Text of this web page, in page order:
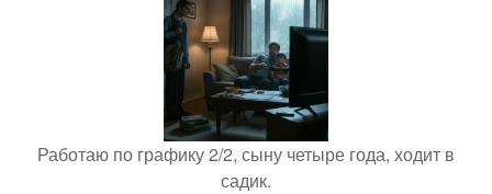
Работаю по графику 2/2, сыну четыре года, ходит в
садик.